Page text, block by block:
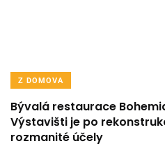
Z DOMOVA
Bývalá restaurace
Výstavišti je po
rozmanité účely